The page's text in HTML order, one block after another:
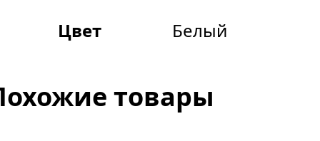
Цвет Белый
товары